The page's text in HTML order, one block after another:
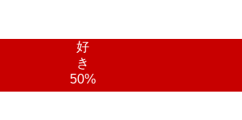
好
き
50%